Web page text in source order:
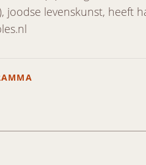
joodse levenskunst, heeft